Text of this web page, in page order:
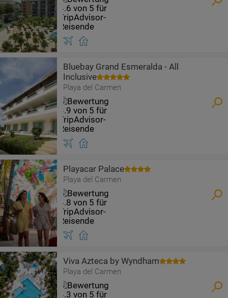
Bluebay Grand Esmeralda - All
Inclusive
Playa del Carmen
Playacar Palace
Playa del Carmen
Viva Azteca by Wyndham
Playa del Carmen